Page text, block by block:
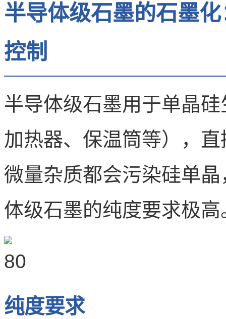
半导体级石墨的石墨
控制
半导体级石墨用于单晶
加热器、保温筒等），
微量杂质都会污染硅单
体级石墨的纯度要求极高
纯度要求